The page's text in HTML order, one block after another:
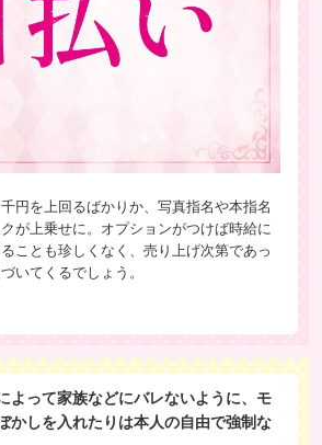
円を上回るばかりか、写真指名や本指名
が上乗せに。オプションがつけば時給に
ことも珍しくなく、売り上げ次第であっ
いてくるでしょう。
よって家族などにバレないように、モ
かしを入れたりは本人の自由で強制な